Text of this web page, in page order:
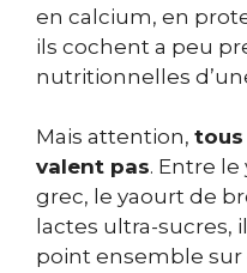
en calcium, en
ils cochent a peu
nutritionnelles
Mais attention, tous
valent pas. Entre
grec, le yaourt de
lactes ultra-sucres,
point ensemble sur